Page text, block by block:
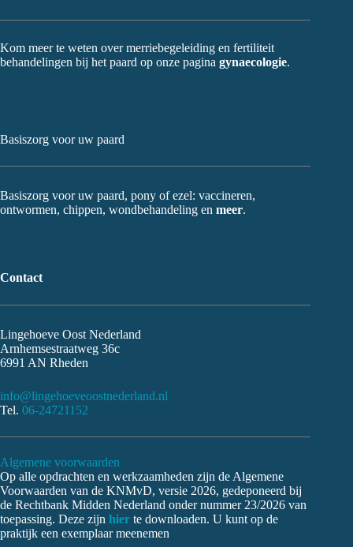
Kom meer te weten over merriebegeleiding en fertiliteit
behandelingen bij het paard op onze pagina gynaecologie.
Basiszorg voor uw paard
Basiszorg voor uw paard, pony of ezel: vaccineren,
ontwormen, chippen, wondbehandeling en meer.
Contact
Lingehoeve Oost Nederland
Arnhemsestraatweg 36c
6991 AN Rheden
info@lingehoeveoostnederland.nl
Tel. 06-24721152
Algemene voorwaarden
Op alle opdrachten en werkzaamheden zijn de Algemene
Voorwaarden van de KNMvD, versie 2026, gedeponeerd bij
de Rechtbank Midden Nederland onder nummer 23/2026 van
toepassing. Deze zijn hier te downloaden. U kunt op de
praktijk een exemplaar meenemen